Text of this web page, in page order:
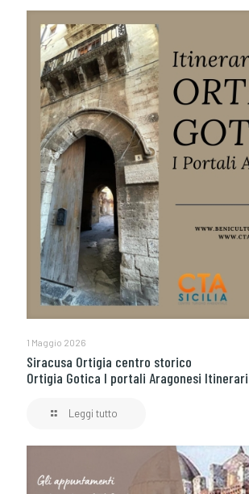
1 Maggio 2026
Siracusa Ortigia centro storico
Ortigia Gotica I portali Aragonesi
Leggi tutto